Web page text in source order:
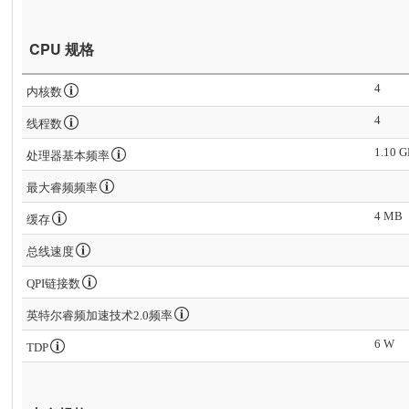
CPU 规格
内核数 4
线程数 4
处理器基本频率 1.10
最大睿频频率
缓存 4 MB
总线速度
QPI链接数
英特尔睿频加速技术2.0频率
TDP 6 W